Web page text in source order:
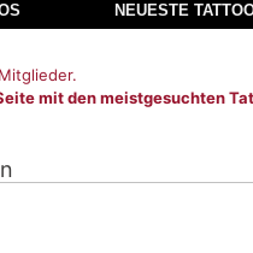
NEUESTE
mit den meistgesuchten